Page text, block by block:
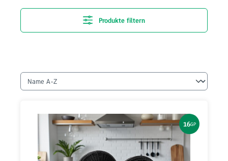
Produkte filtern
16GP